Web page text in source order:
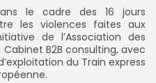
le cadre des 16 jours
les violences faites aux
de l’Association des
B2B consulting, avec
du Train express